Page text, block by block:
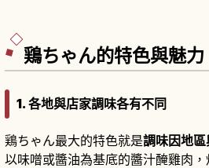
鶏ちゃん的特色與魅力
1. 各地與店家調味各有不同
鶏ちゃん最大的特色就是調味因地
以味噌或醬油為基底的醬汁醃雞肉